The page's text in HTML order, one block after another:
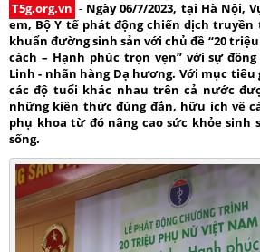
T5g.org.vn - Ngày 06/7/2023, tại Hà Nội,
em, Bộ Y tế phát động chiến dịch
khuẩn đường sinh sản với chủ đề “20
cách – Hạnh phúc trọn vẹn” với sự
Linh - nhãn hàng Dạ hương. Với mục
các độ tuổi khác nhau trên cả nước
những kiến thức đúng đắn, hữu ích về
phụ khoa từ đó nâng cao sức khỏe sinh
sống.